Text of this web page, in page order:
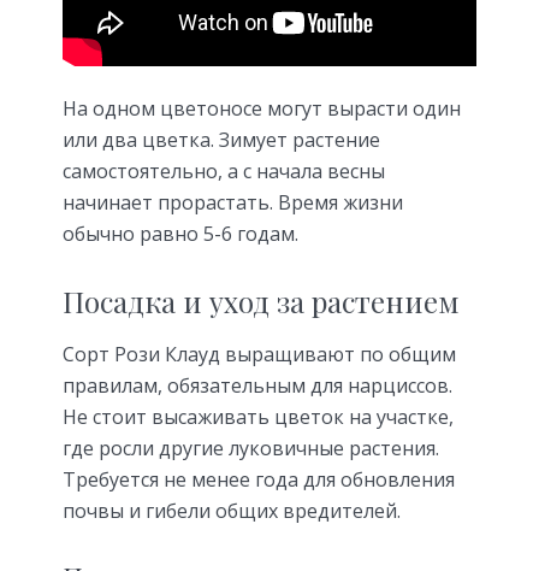
На одном цветоносе могут вырасти один
или два цветка. Зимует растение
самостоятельно, а с начала весны
начинает прорастать. Время жизни
обычно равно 5-6 годам.
Посадка и уход за растением
Сорт Рози Клауд выращивают по общим
правилам, обязательным для нарциссов.
Не стоит высаживать цветок на участке,
где росли другие луковичные растения.
Требуется не менее года для обновления
почвы и гибели общих вредителей.